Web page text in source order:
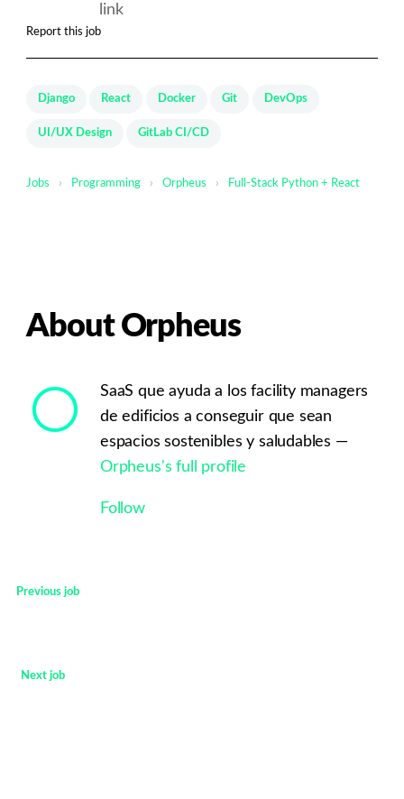
link
Report this job
Django React Docker Git DevOps
UI/UX Design GitLab CI/CD
Jobs › Programming › Orpheus › Full-Stack Python + React
About Orpheus
SaaS que ayuda a los facility managers
de edificios a conseguir que sean
espacios sostenibles y saludables —
Orpheus's full profile
Follow
Previous job
Next job